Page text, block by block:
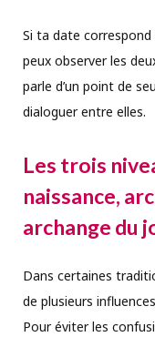
Si ta date correspond
peux observer les
parle d’un point de
dialoguer entre elles.
Les trois
naissance,
archange du
Dans certaines
de plusieurs
Pour éviter les